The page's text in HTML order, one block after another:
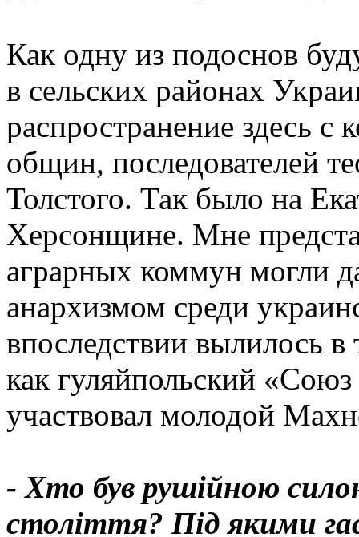
Как одну из подоснов
в сельских районах
распространение здесь с
общин, последователей
Толстого. Так было на
Херсонщине. Мне
аграрных коммун могли
анархизмом среди
впоследствии вылилось
как гуляйпольский
участвовал молодой
- Хто був рушійною
століття? Під якими